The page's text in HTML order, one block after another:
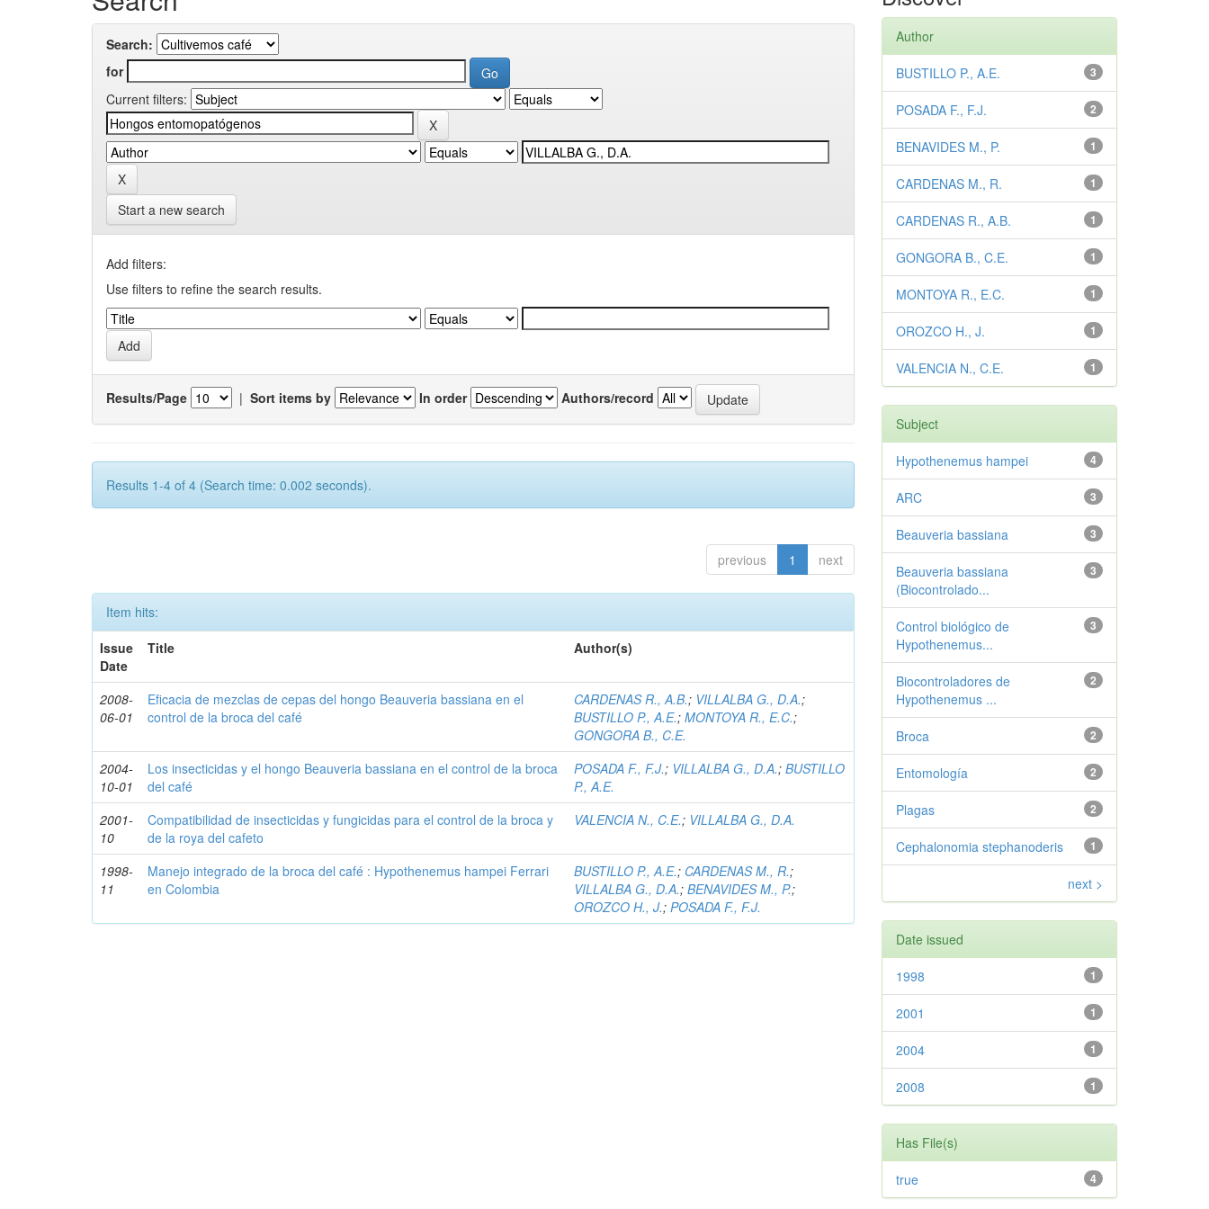
Search:
for
Current filters:
Start a new search
Add filters:
Use filters to refine the search results.
Results/Page | Sort items by In order Authors/record
Results 1-4 of 4 (Search time: 0.002 seconds).
previous 1 next
Item hits:
Issue
Date
Title Author(s)
2008-
06-01
Eficacia de mezclas de cepas del hongo Beauveria bassiana en el
control de la broca del café
CARDENAS R., A.B.; VILLALBA G., D.A.;
BUSTILLO P., A.E.;MONTOYA R., E.C.;
GONGORA B., C.E.
2004-
10-01
Los insecticidas y el hongo Beauveria bassiana en el control de la broca
del café
POSADA F., F.J.; VILLALBA G., D.A.;BUSTILLO
P., A.E.
2001-
10
Compatibilidad de insecticidas y fungicidas para el control de la broca y
de la roya del cafeto
VALENCIA N., C.E.; VILLALBA G., D.A.
1998-
11
Manejo integrado de la broca del café : Hypothenemus hampei Ferrari
en Colombia
BUSTILLO P., A.E.; CARDENAS M., R.;
VILLALBA G., D.A.;BENAVIDES M., P.;
OROZCO H., J.;POSADA F., F.J.
Author
3
BUSTILLO P., A.E.
2
POSADA F., F.J.
1
BENAVIDES M., P.
1
CARDENAS M., R.
1
CARDENAS R., A.B.
1
GONGORA B., C.E.
1
MONTOYA R., E.C.
1
OROZCO H., J.
1
VALENCIA N., C.E.
Subject
4
Hypothenemus hampei
3
ARC
3
Beauveria bassiana
3
Beauveria bassiana
(Biocontrolado...
3
Control biológico de
Hypothenemus...
2
Biocontroladores de
Hypothenemus ...
2
Broca
2
Entomología
2
Plagas
1
Cephalonomia stephanoderis
next >
Date issued
1
1998
1
2001
1
2004
1
2008
Has File(s)
4
true